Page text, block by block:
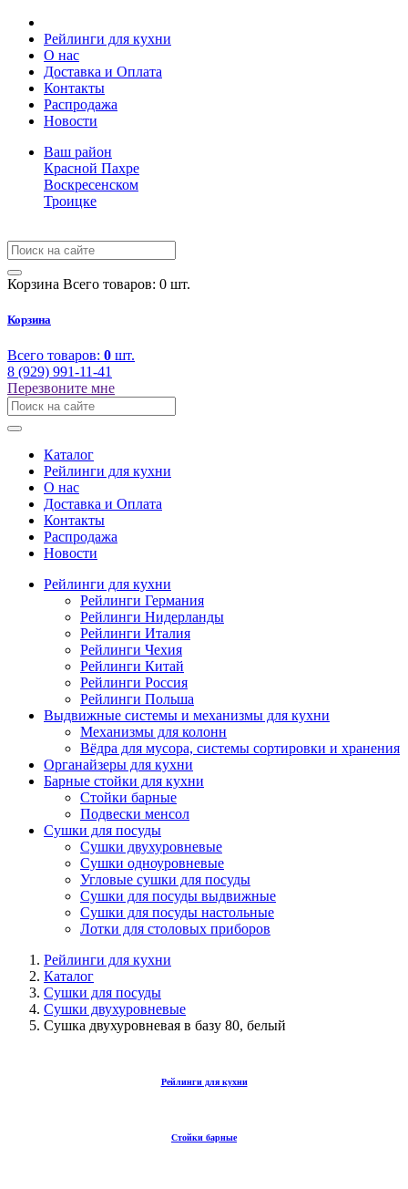
Рейлинги для кухни
О нас
Доставка и Оплата
Контакты
Распродажа
Новости
Ваш район
Красной Пахре
Воскресенском
Троицке
Корзина Всего товаров: 0 шт.
Корзина
Всего товаров: 0 шт.
8 (929) 991-11-41
Перезвоните мне
Каталог
Рейлинги для кухни
О нас
Доставка и Оплата
Контакты
Распродажа
Новости
Рейлинги для кухни
Рейлинги Германия
Рейлинги Нидерланды
Рейлинги Италия
Рейлинги Чехия
Рейлинги Китай
Рейлинги Россия
Рейлинги Польша
Выдвижные системы и механизмы для кухни
Механизмы для колонн
Вёдра для мусора, системы сортировки и хранения
Органайзеры для кухни
Барные стойки для кухни
Стойки барные
Подвески менсол
Сушки для посуды
Сушки двухуровневые
Сушки одноуровневые
Угловые сушки для посуды
Сушки для посуды выдвижные
Сушки для посуды настольные
Лотки для столовых приборов
Рейлинги для кухни
Каталог
Сушки для посуды
Сушки двухуровневые
Сушка двухуровневая в базу 80, белый
Рейлинги для кухни
Стойки барные